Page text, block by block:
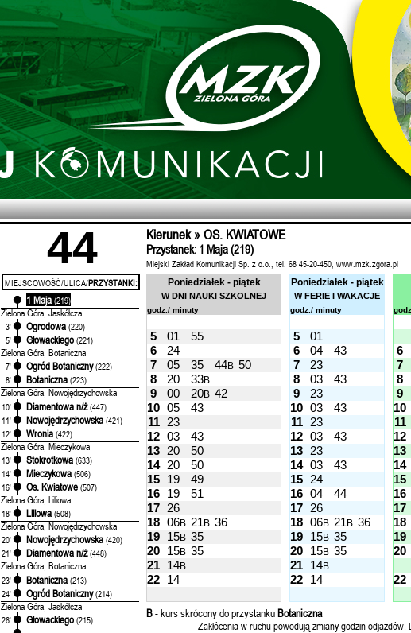
44 Kierunek » OS. KWIATOWE
Przystanek: 1 Maja (219)
Miejski Zakład Komunikacji Sp. z o.o., tel. 68 45-20-450, www.mzk.zgora.pl
MIEJSCOWOŚĆ/ULICA/PRZYSTANKI:
1 Maja (219)
Zielona Góra, Jaskółcza
3' Ogrodowa (220)
5'
Głowackiego (221)
Zielona Góra, Botaniczna
7' Ogród Botaniczny (222)
8'
Botaniczna (223)
Zielona Góra, Nowojędrzychowska
10' Diamentowa n/ż (447)
11'
Nowojędrzychowska (421)
12'
Wronia (422)
Zielona Góra, Mieczykowa
13' Stokrotkowa (633)
14'
Mieczykowa (506)
16'
Os. Kwiatowe (507)
Zielona Góra, Liliowa
18' Liliowa (508)
Zielona Góra, Nowojędrzychowska
20' Nowojędrzychowska (420)
21'
Diamentowa n/ż (448)
Zielona Góra, Botaniczna
23' Botaniczna (213)
24'
Ogród Botaniczny (214)
Zielona Góra, Jaskółcza
26' Głowackiego (215)
Poniedziałek - piątek
W DNI NAUKI SZKOLNEJ
Poniedziałek - piątek
W FERIE I WAKACJE
godz./ minuty godz./ minuty
5 01 55 5
01
6
24 6 04 43 6
7 05 35 44B 50 7 23 7
8 20 33B 8 03 43 8
9 00 20B 42 9 23 9
10 05 43 10 03 43 10
11 23 11 23 11
12 03 43 12 03 43 12
13 20 50 13 23 13
14 20 50 14 03 43 14
15 19 49 15 24 15
16 19 51 16 04 44 16
17 26 17 26 17
18 06B 21 B 36 18 06B 21 B 36 18
19 15B 35 19 15B 35 19
20 15B 35 20 15B 35 20
21 14B 21 14B
22 14 22 14 22
B- kurs skrócony do przystankuBotaniczna
Zakłócenia w ruchu powodują zmiany godzin